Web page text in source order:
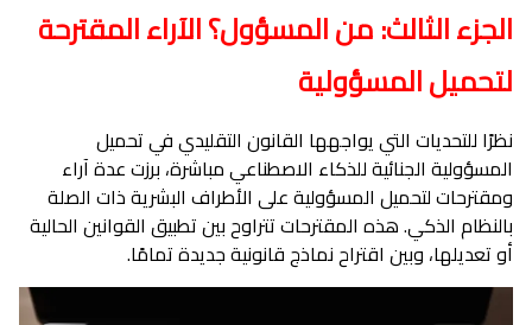
الجزء الثالث: من المسؤول؟ الآراء المقترحة
لتحميل المسؤولية
نظرًا للتحديات التي يواجهها القانون التقليدي في تحميل
المسؤولية الجنائية للذكاء الاصطناعي مباشرة، برزت عدة آراء
ومقترحات لتحميل المسؤولية على الأطراف البشرية ذات الصلة
بالنظام الذكي. هذه المقترحات تتراوح بين تطبيق القوانين الحالية
أو تعديلها، وبين اقتراح نماذج قانونية جديدة تمامًا.